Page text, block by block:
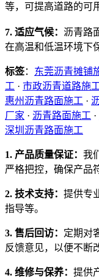
等，可提高道路的可
7. 适应气候： 沥青路
在高温和低温环境下
标签： 东莞沥青摊铺
工 · 市政沥青道路施
惠州沥青路面施工 ·
厂家 · 沥青路面施工 ·
深圳沥青路面施工
1. 产品质量保证： 我
严格把控，确保产品
2. 技术支持： 提供专
指导等。
3. 售后回访： 定期对
反馈意见，以便不断
4. 维修与保养： 提供